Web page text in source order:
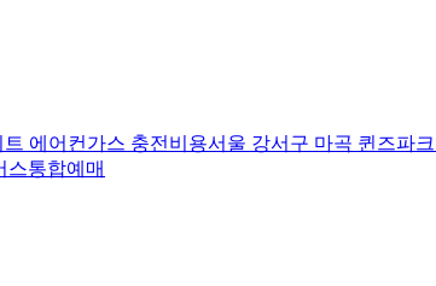
에어컨가스 충전비용서울 강서구 마곡 퀸즈파
스통합예매